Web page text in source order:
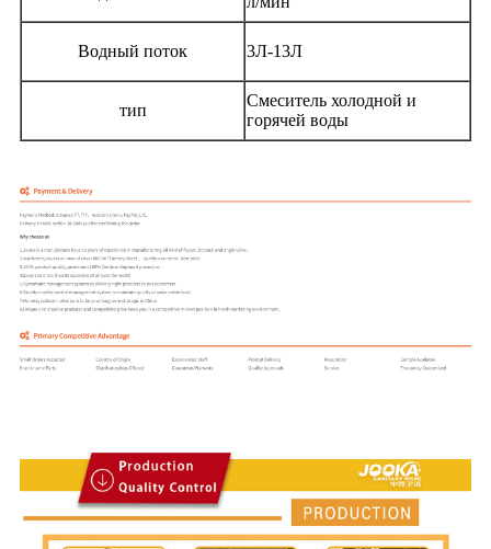
Водный поток 3Л-13Л
тип
Смеситель холодной и
горячей воды